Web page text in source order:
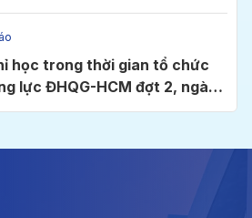
học trong thời gian tổ chức
lực ĐHQG-HCM đợt 2, ngày
thi Trường Đại học Công
- 2027